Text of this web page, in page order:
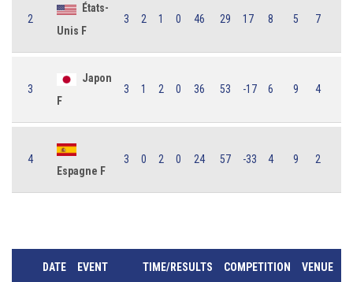
2
États-
Unis F
3 2 1 0 46 29 17 8 5 7
3
Japon
F
3 1 2 0 36 53 -17 6 9 4
4
Espagne F
3 0 2 0 24 57 -33 4 9 2
DATE EVENT TIME/RESULTS COMPETITION VENUE